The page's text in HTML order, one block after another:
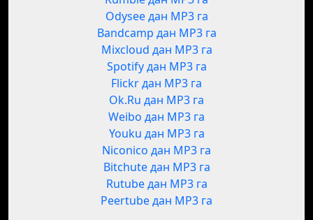
Odysee дан MP3 га
Bandcamp дан MP3 га
Mixcloud дан MP3 га
Spotify дан MP3 га
Flickr дан MP3 га
Ok.Ru дан MP3 га
Weibo дан MP3 га
Youku дан MP3 га
Niconico дан MP3 га
Bitchute дан MP3 га
Rutube дан MP3 га
Peertube дан MP3 га